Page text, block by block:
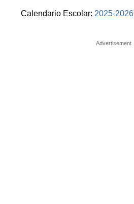
Calendario Escolar: 2025-2026
Advertisement